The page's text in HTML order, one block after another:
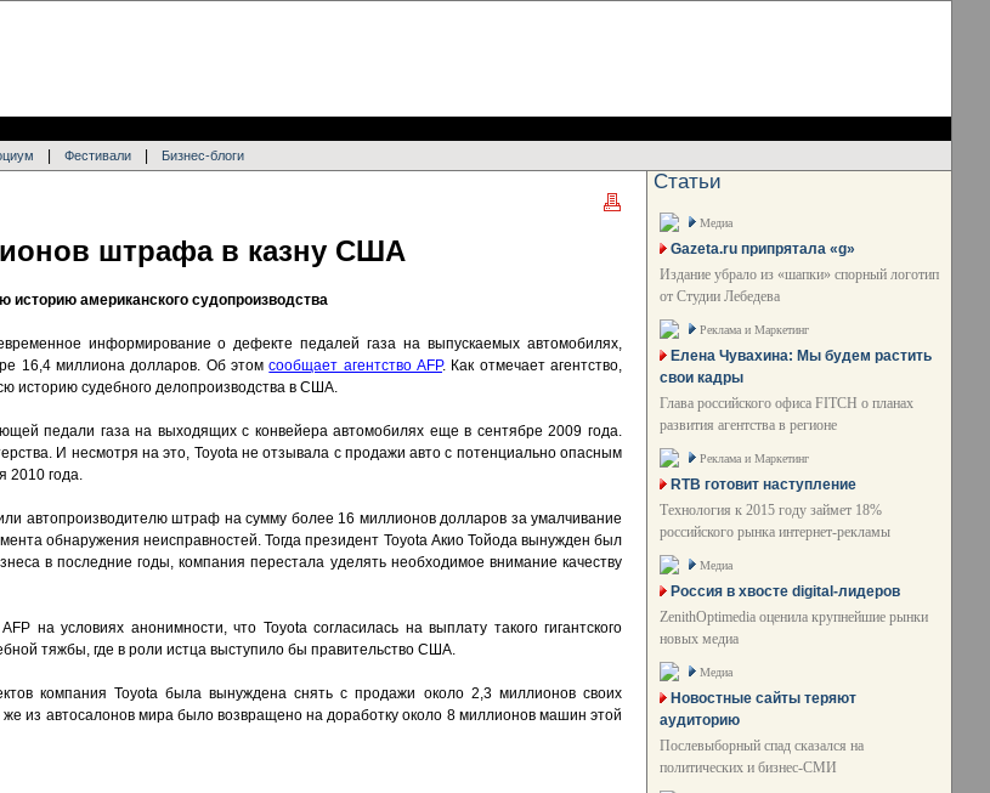
Фестивали Бизнес-блоги
штрафа в казну США
историю американского судопроизводства
информирование о дефекте педалей газа на выпускаемых автомобилях,
16,4 миллиона долларов. Об этомсообщает агентство AFP. Как отмечает агентство,
историю судебного делопроизводства в США.
педали газа на выходящих с конвейера автомобилях еще в сентябре 2009 года.
И несмотря на это, Toyota не отзывала с продажи авто с потенциально опасным
2010 года.
автопроизводителю штраф на сумму более 16 миллионов долларов за умалчивание
обнаружения неисправностей. Тогда президент Toyota Акио Тойода вынужден был
в последние годы, компания перестала уделять необходимое внимание качеству
на условиях анонимности, что Toyota согласилась на выплату такого гигантского
тяжбы, где в роли истца выступило бы правительство США.
компания Toyota была вынуждена снять с продажи около 2,3 миллионов своих
из автосалонов мира было возвращено на доработку около 8 миллионов машин этой
Статьи
Медиа
Gazeta.ru припрятала «g»
Издание убрало из «шапки» спорный логотип
от Студии Лебедева
Реклама и Маркетинг
Елена Чувахина: Мы будем растить
свои кадры
Глава российского офиса FITCH о планах
развития агентства в регионе
Реклама и Маркетинг
RTB готовит наступление
Технология к 2015 году займет 18%
российского рынка интернет-рекламы
Медиа
Россия в хвосте digital-лидеров
ZenithOptimedia оценила крупнейшие рынки
новых медиа
Медиа
Новостные сайты теряют
аудиторию
Послевыборный спад сказался на
политических и бизнес-СМИ